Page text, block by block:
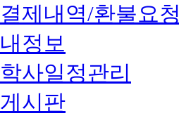
결제내역/환불요청
내정보
학사일정관리
게시판